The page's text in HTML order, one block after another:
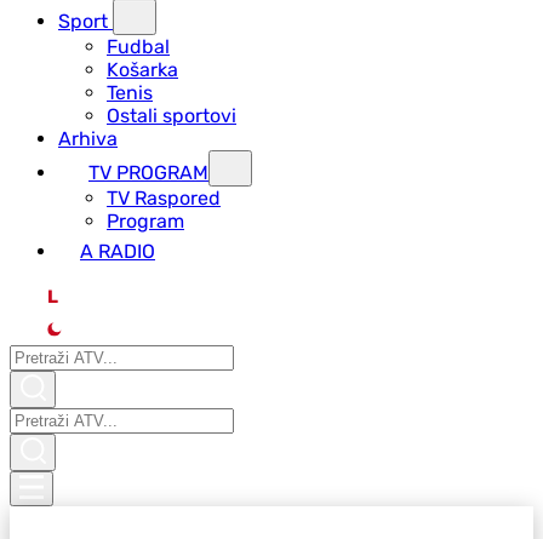
Sport
Fudbal
Košarka
Tenis
Ostali sportovi
Arhiva
TV PROGRAM
ТV Raspored
Program
A RADIO
L